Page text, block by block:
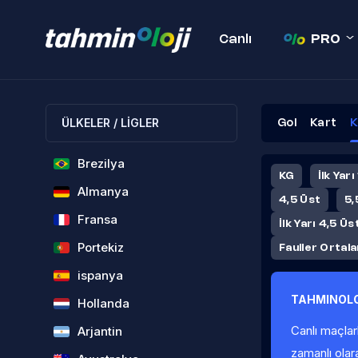
Canlı PRO
ÜLKELER / LİGLER
Brezilya
Almanya
Fransa
Portekiz
ispanya
Hollanda
Arjantin
Gol Kart
KG İlk
4,5 Üst
İlk Yarı 4,5
Fauller
Canlı
zamanlı